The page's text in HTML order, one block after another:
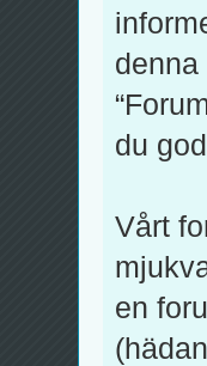
du
Vårt
en